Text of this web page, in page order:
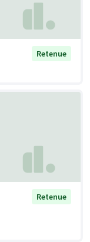
Retenue
Retenue